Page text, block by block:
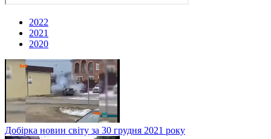
2022
2021
2020
Добірка новин світу за 30 грудня 2021 року